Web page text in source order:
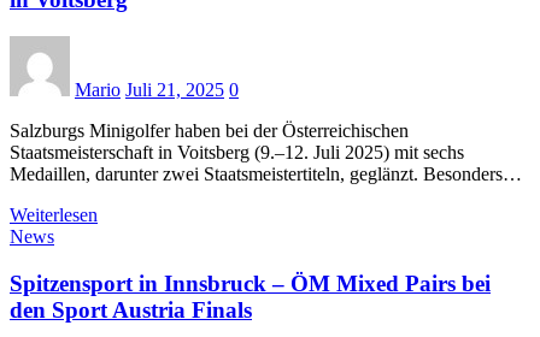
Mario Juli 21, 2025 0
Salzburgs Minigolfer haben bei der Österreichischen
Staatsmeisterschaft in Voitsberg (9.–12. Juli 2025) mit sechs
Medaillen, darunter zwei Staatsmeistertiteln, geglänzt. Besonders…
Weiterlesen
News
Spitzensport in Innsbruck – ÖM Mixed Pairs bei
den Sport Austria Finals